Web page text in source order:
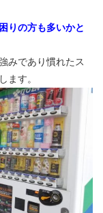
りの方も多いかと
みであり慣れたス
ます。